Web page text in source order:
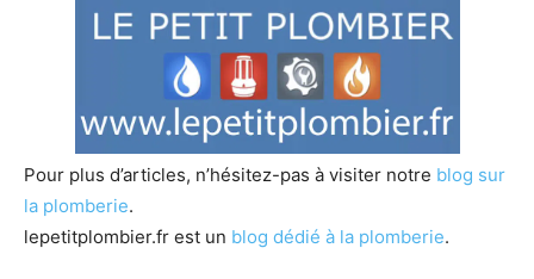
Pour plus d’articles, n’hésitez-pas à visiter notre blog sur
la plomberie.
lepetitplombier.fr est un blog dédié à la plomberie.